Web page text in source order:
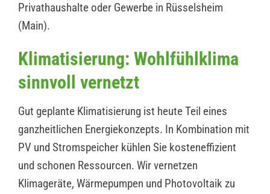
Privathaushalte oder Gewerbe in Rüsselsheim
(Main).
Klimatisierung: Wohlfühlklima
sinnvoll vernetzt
Gut geplante Klimatisierung ist heute Teil eines
ganzheitlichen Energiekonzepts. In Kombination mit
PV und Stromspeicher kühlen Sie kosteneffizient
und schonen Ressourcen. Wir vernetzen
Klimageräte, Wärmepumpen und Photovoltaik zu